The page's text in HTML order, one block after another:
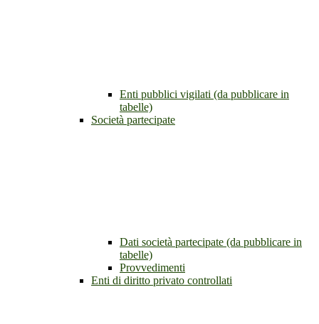
Enti pubblici vigilati (da pubblicare in
tabelle)
Società partecipate
Dati società partecipate (da pubblicare in
tabelle)
Provvedimenti
Enti di diritto privato controllati